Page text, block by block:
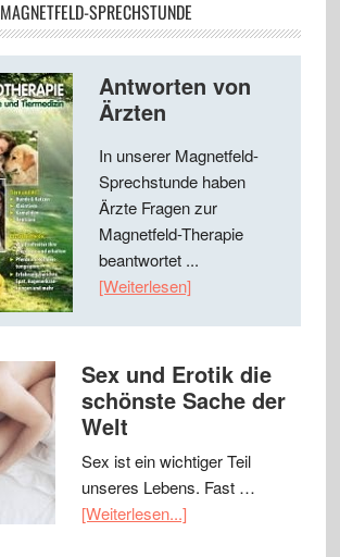
MAGNETFELD-SPRECHSTUNDE
Antworten von
Ärzten
In unserer Magnetfeld-
Sprechstunde haben
Ärzte Fragen zur
Magnetfeld-Therapie
beantwortet ...
[Weiterlesen]
Sex und Erotik die
schönste Sache der
Welt
Sex ist ein wichtiger Teil
unseres Lebens. Fast …
[Weiterlesen...]